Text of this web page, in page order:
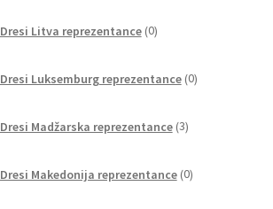
Dresi Litva reprezentance 0izdelkov
Dresi Luksemburg reprezentance 0izdelkov
Dresi Madžarska reprezentance 3izdelki
Dresi Makedonija reprezentance 0izdelkov